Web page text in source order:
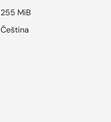
255 MiB
Čeština